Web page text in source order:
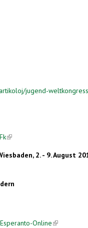
jugend-
(link is external)
2. - 9. August
Online(link is